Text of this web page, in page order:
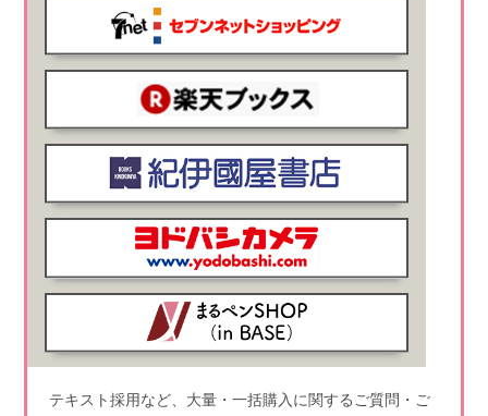
テキスト採用など、大量・一括購入に関するご質問・ご